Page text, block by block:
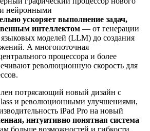
нейронными
ускоряет выполнение задач,
интеллектом — от генерации
моделей (LLM) до создания
А многопоточная
процессора и более
революционную скорость для
потрясающий новый дизайн с
и революционными улучшениями,
iPad Pro на новый
интуитивно понятная система
больше возможностей и гибкости,